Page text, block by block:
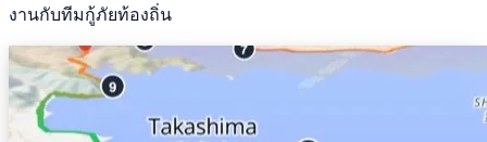
งานกับทีมกู้ภัยท้องถิ่น